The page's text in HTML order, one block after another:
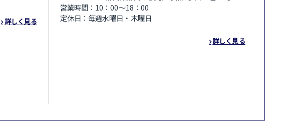
詳しく見る
営業時間：10：00～18：00
定休日：毎週水曜日・木曜日
詳しく見る